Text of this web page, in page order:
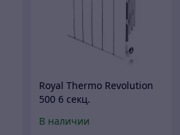
Royal Thermo Revolution
500 6 секц.
В наличии